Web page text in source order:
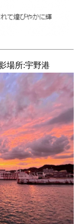
場所:宇野港